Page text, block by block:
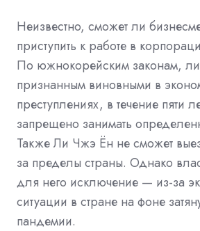
Неизвестно, сможет ли
приступить к работе в
По южнокорейским законам,
признанным виновными в
преступлениях, в течение пяти
запрещено занимать
Также Ли Чжэ Ён не сможет
за пределы страны. Однако
для него исключение — из-за
ситуации в стране на фоне
пандемии.